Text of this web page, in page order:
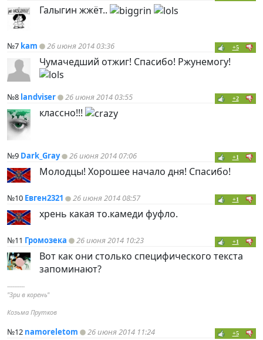
Галыгин жжёт..
№7 kam 26 июня 2014 03:36 +5
Чумачедший отжиг! Спасибо! Ржунемогу!
№8 landviser 26 июня 2014 03:55 +2
классно!!!
№9 Dark_Gray 26 июня 2014 07:06 +1
Молодцы! Хорошее начало дня! Спасибо!
№10 Евген2321 26 июня 2014 08:57 +1
хрень какая то.камеди фуфло.
№11 Громозека 26 июня 2014 10:23 +1
Вот как они столько специфического текста
запоминают?
----------
"Зри в корень"
Козьма Прутков
№12 namoreletom 26 июня 2014 11:24 +5